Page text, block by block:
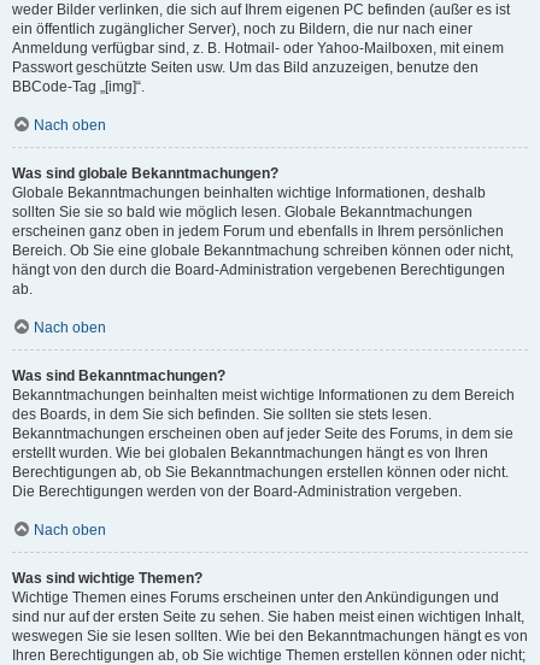
weder Bilder verlinken, die sich auf Ihrem eigenen PC befinden (außer es ist
ein öffentlich zugänglicher Server), noch zu Bildern, die nur nach einer
Anmeldung verfügbar sind, z. B. Hotmail- oder Yahoo-Mailboxen, mit einem
Passwort geschützte Seiten usw. Um das Bild anzuzeigen, benutze den
BBCode-Tag „[img]“.
Nach oben
Was sind globale Bekanntmachungen?
Globale Bekanntmachungen beinhalten wichtige Informationen, deshalb
sollten Sie sie so bald wie möglich lesen. Globale Bekanntmachungen
erscheinen ganz oben in jedem Forum und ebenfalls in Ihrem persönlichen
Bereich. Ob Sie eine globale Bekanntmachung schreiben können oder nicht,
hängt von den durch die Board-Administration vergebenen Berechtigungen
ab.
Nach oben
Was sind Bekanntmachungen?
Bekanntmachungen beinhalten meist wichtige Informationen zu dem Bereich
des Boards, in dem Sie sich befinden. Sie sollten sie stets lesen.
Bekanntmachungen erscheinen oben auf jeder Seite des Forums, in dem sie
erstellt wurden. Wie bei globalen Bekanntmachungen hängt es von Ihren
Berechtigungen ab, ob Sie Bekanntmachungen erstellen können oder nicht.
Die Berechtigungen werden von der Board-Administration vergeben.
Nach oben
Was sind wichtige Themen?
Wichtige Themen eines Forums erscheinen unter den Ankündigungen und
sind nur auf der ersten Seite zu sehen. Sie haben meist einen wichtigen Inhalt,
weswegen Sie sie lesen sollten. Wie bei den Bekanntmachungen hängt es von
Ihren Berechtigungen ab, ob Sie wichtige Themen erstellen können oder nicht;